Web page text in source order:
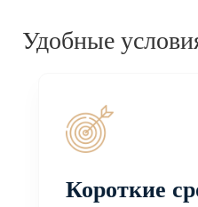
Удобные
Короткие